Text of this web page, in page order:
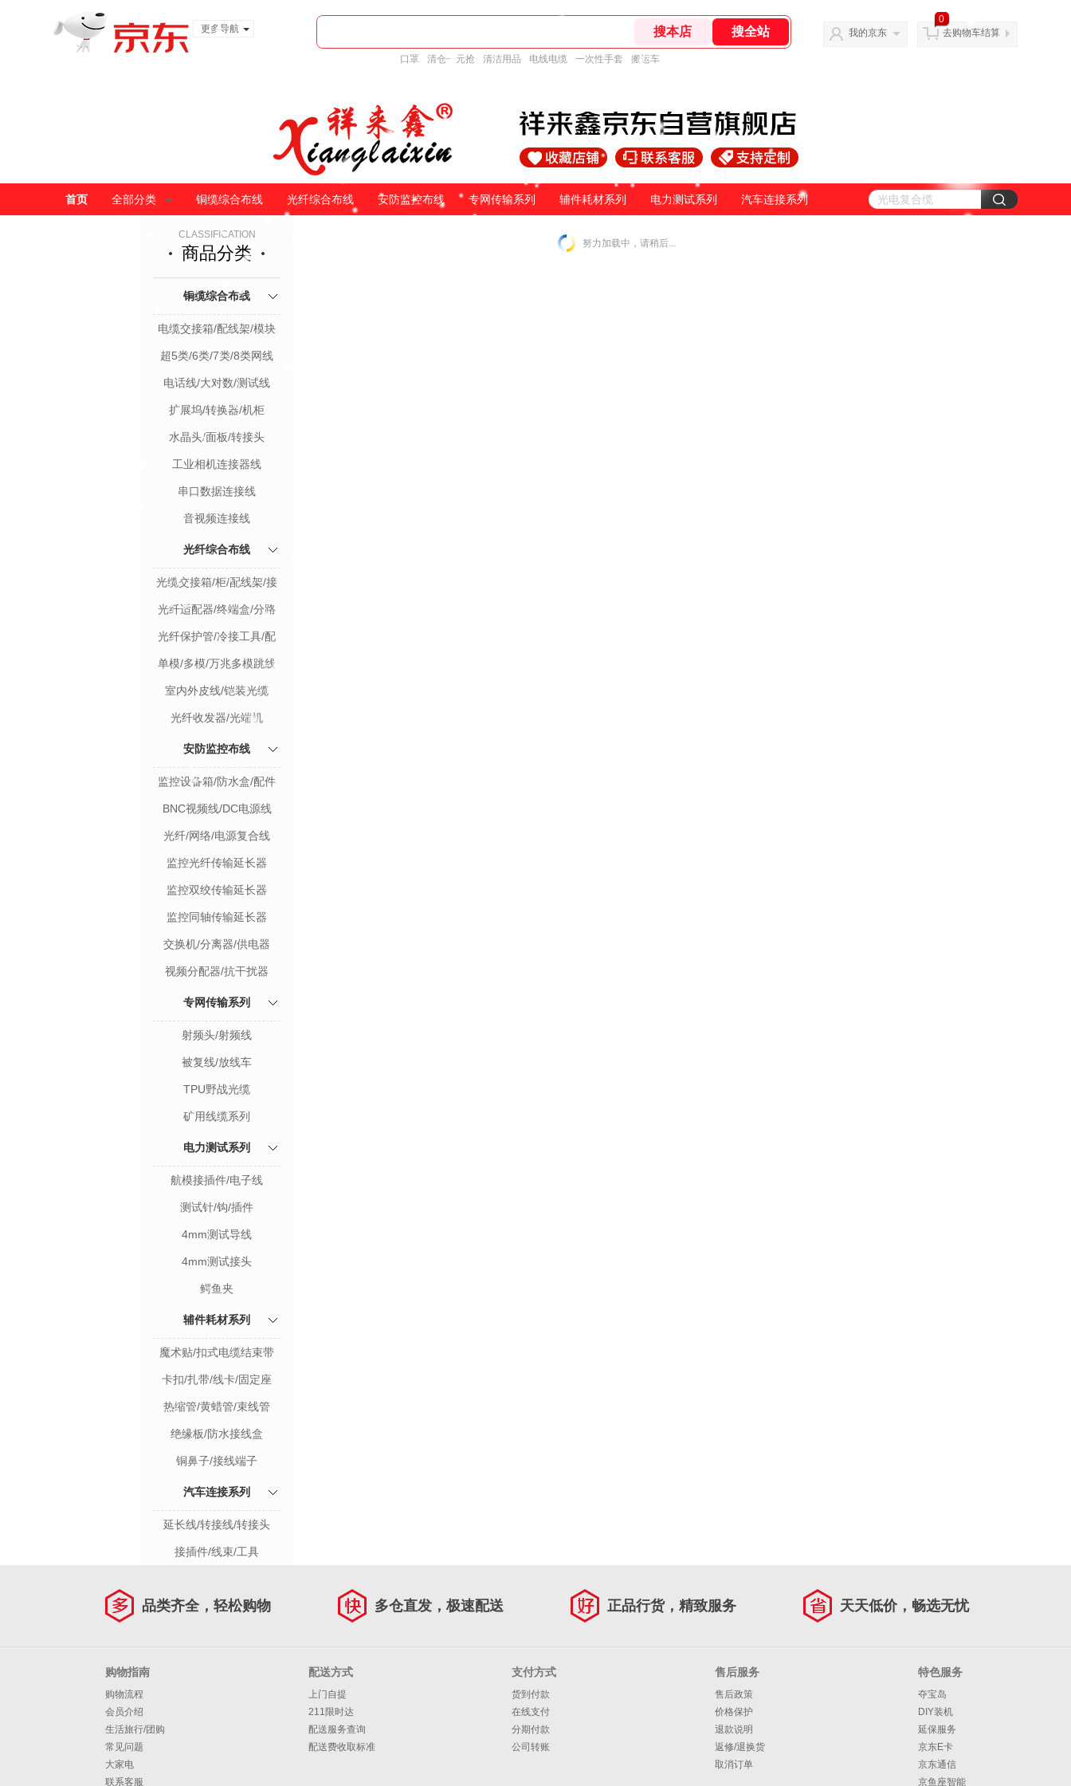
更多导航
口罩 清仓一元抢 清洁用品 电线电缆 一次性手套 搬运车
我的京东
0
去购物车结算
首页 全部分类 铜缆综合布线 光纤综合布线 安防监控布线 专网传输系列 辅件耗材系列 电力测试系列 汽车连接系列
CLASSIFICATION
商品分类
铜缆综合布线
电缆交接箱/配线架/模块
超5类/6类/7类/8类网线
电话线/大对数/测试线
扩展坞/转换器/机柜
水晶头/面板/转接头
工业相机连接器线
串口数据连接线
音视频连接线
光纤综合布线
光缆交接箱/柜/配线架/接
光纤适配器/终端盒/分路
光纤保护管/冷接工具/配
单模/多模/万兆多模跳线
室内外皮线/铠装光缆
光纤收发器/光端机
安防监控布线
监控设备箱/防水盒/配件
BNC视频线/DC电源线
光纤/网络/电源复合线
监控光纤传输延长器
监控双绞传输延长器
监控同轴传输延长器
交换机/分离器/供电器
视频分配器/抗干扰器
专网传输系列
射频头/射频线
被复线/放线车
TPU野战光缆
矿用线缆系列
电力测试系列
航模接插件/电子线
测试针/钩/插件
4mm测试导线
4mm测试接头
鳄鱼夹
辅件耗材系列
魔术贴/扣式电缆结束带
卡扣/扎带/线卡/固定座
热缩管/黄蜡管/束线管
绝缘板/防水接线盒
铜鼻子/接线端子
汽车连接系列
延长线/转接线/转接头
接插件/线束/工具
努力加载中，请稍后...
品类齐全，轻松购物 多仓直发，极速配送 正品行货，精致服务 天天低价，畅选无忧
购物指南
购物流程
会员介绍
生活旅行/团购
常见问题
大家电
联系客服
配送方式
上门自提
211限时达
配送服务查询
配送费收取标准
支付方式
货到付款
在线支付
分期付款
公司转账
售后服务
售后政策
价格保护
退款说明
返修/退换货
取消订单
特色服务
夺宝岛
DIY装机
延保服务
京东E卡
京东通信
京鱼座智能